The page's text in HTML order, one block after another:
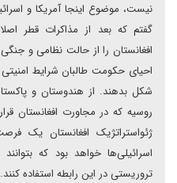
نیست، موضوع اینجا آمریکا و
گفتم که بعد از مذاکرات قطر
افغانستان را از حالت نظامی و جنگی
احیای حکومت طالبان شرایط
شکل بدهند. از هندوستان و
روسیه که در مجاورت افغانستان
ژئواستراتژیک افغانستان یک
اسرائیلی‌ها خواهد بود که
تروریستی در این رابطه استفاده کنند.